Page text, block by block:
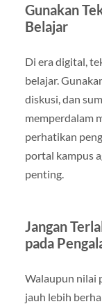
Gunakan
Belajar
Di era digital,
belajar.
diskusi, dan
memperdalam
perhatikan
portal kampus
penting.
Jangan
pada
Walaupun nilai
jauh lebih